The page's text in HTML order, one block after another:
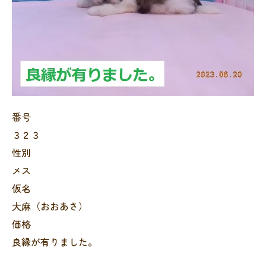
番号
３２３
性別
メス
仮名
大麻（おおあさ）
価格
良縁が有りました。